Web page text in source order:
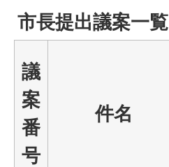
市長提出議案一覧
議
案
番
号
件名